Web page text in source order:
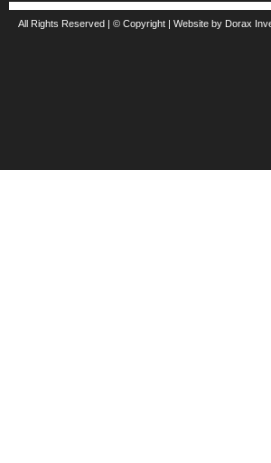
All Rights Reserved | © Copyright | Website by Dorax